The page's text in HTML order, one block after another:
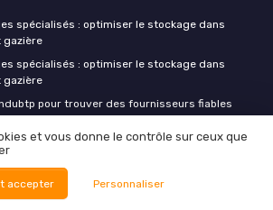
spécialisés : optimiser le stockage dans
gazière
spécialisés : optimiser le stockage dans
gazière
pour trouver des fournisseurs fiables
pétrole et gaz
que le nouveau texte change pour les
électrique dans les installations
et vous donne le contrôle sur ceux que
accepter Personnaliser